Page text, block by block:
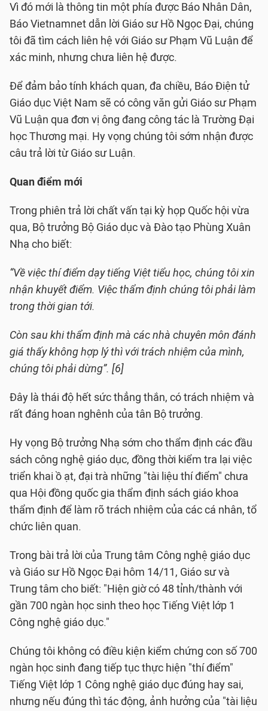
Vì đó mới là thông tin một phía được Báo Nhân Dân,
Báo Vietnamnet dẫn lời Giáo sư Hồ Ngọc Đại, chúng
tôi đã tìm cách liên hệ với Giáo sư Phạm Vũ Luận để
xác minh, nhưng chưa liên hệ được.
Để đảm bảo tính khách quan, đa chiều, Báo Điện tử
Giáo dục Việt Nam sẽ có công văn gửi Giáo sư Phạm
Vũ Luận qua đơn vị ông đang công tác là Trường Đại
học Thương mại. Hy vọng chúng tôi sớm nhận được
câu trả lời từ Giáo sư Luận.
Quan điểm mới
Trong phiên trả lời chất vấn tại kỳ họp Quốc hội vừa
qua, Bộ trưởng Bộ Giáo dục và Đào tạo Phùng Xuân
Nhạ cho biết:
“Về việc thí điểm dạy tiếng Việt tiểu học, chúng tôi xin
nhận khuyết điểm. Việc thẩm định chúng tôi phải làm
trong thời gian tới.
Còn sau khi thẩm định mà các nhà chuyên môn đánh
giá thấy không hợp lý thì với trách nhiệm của mình,
chúng tôi phải dừng”. [6]
Đây là thái độ hết sức thẳng thắn, có trách nhiệm và
rất đáng hoan nghênh của tân Bộ trưởng.
Hy vọng Bộ trưởng Nhạ sớm cho thẩm định các đầu
sách công nghệ giáo dục, đồng thời kiểm tra lại việc
triển khai ồ ạt, đại trà những "tài liệu thí điểm" chưa
qua Hội đồng quốc gia thẩm định sách giáo khoa
thẩm định để làm rõ trách nhiệm của các cá nhân, tổ
chức liên quan.
Trong bài trả lời của Trung tâm Công nghệ giáo dục
và Giáo sư Hồ Ngọc Đại hôm 14/11, Giáo sư và
Trung tâm cho biết: "Hiện giờ có 48 tỉnh/thành với
gần 700 ngàn học sinh theo học Tiếng Việt lớp 1
Công nghệ giáo dục."
Chúng tôi không có điều kiện kiểm chứng con số 700
ngàn học sinh đang tiếp tục thực hiện "thí điểm"
Tiếng Việt lớp 1 Công nghệ giáo dục đúng hay sai,
nhưng nếu đúng thì tác động, ảnh hưởng của "tài liệu